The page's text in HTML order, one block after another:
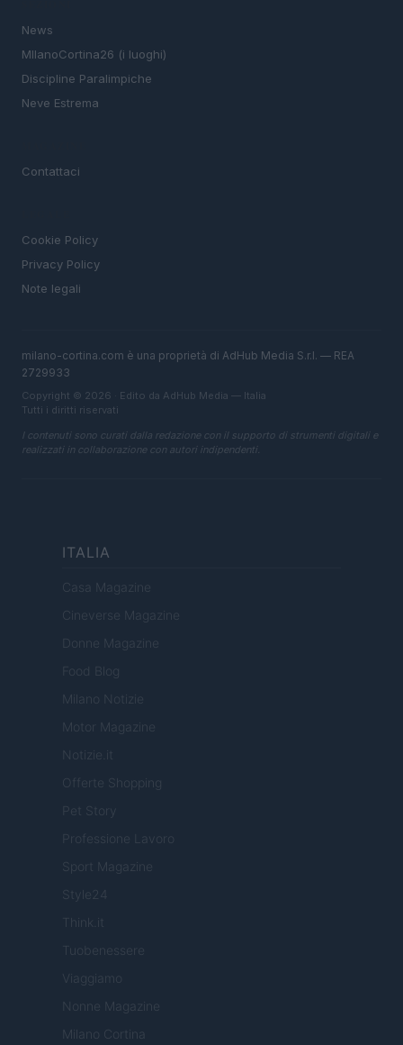
News
MIlanoCortina26 (i luoghi)
Discipline Paralimpiche
Neve Estrema
Contattaci
Cookie Policy
Privacy Policy
Note legali
milano-cortina.com è una proprietà di AdHub Media S.r.l. — REA
2729933
Copyright © 2026 · Edito da AdHub Media — Italia
Tutti i diritti riservati
I contenuti sono curati dalla redazione con il supporto di strumenti digitali e
realizzati in collaborazione con autori indipendenti.
ITALIA
Casa Magazine
Cineverse Magazine
Donne Magazine
Food Blog
Milano Notizie
Motor Magazine
Notizie.it
Offerte Shopping
Pet Story
Professione Lavoro
Sport Magazine
Style24
Think.it
Tuobenessere
Viaggiamo
Nonne Magazine
Milano Cortina